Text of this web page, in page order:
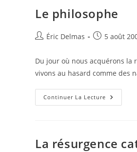
Le philosophe
Auteur/autrice
la
publication :
Éric Delmas
Publication
5 août
Du jour où nous acquérons la
vivons au hasard comme des
Continuer La Lecture Le
La résurgence